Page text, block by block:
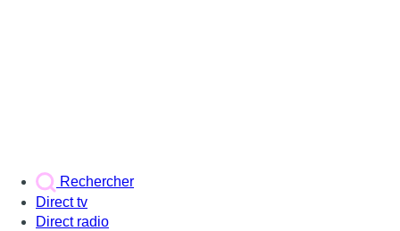
Rechercher
Direct tv
Direct radio